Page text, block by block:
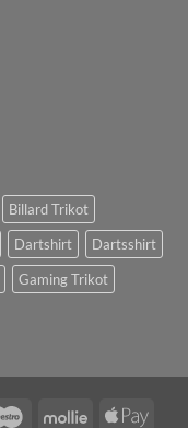
Billard Trikot
Dartshirt
Dartsshirt
Gaming Trikot
Maestro Mollie Apple